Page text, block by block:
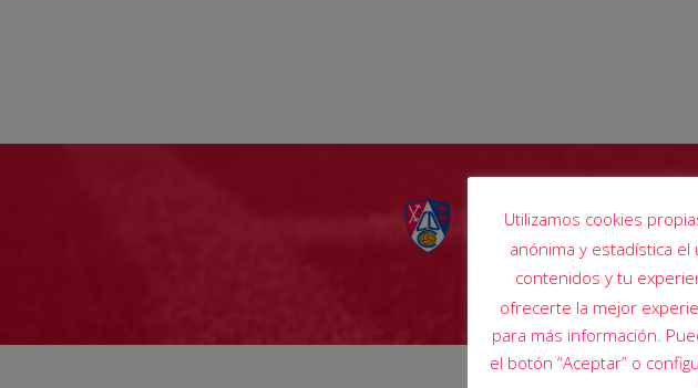
CD
Utilizamos cookies
anónima y estadística
contenidos y tu
ofrecerte la mejor
para más información.
el botón “Aceptar” o